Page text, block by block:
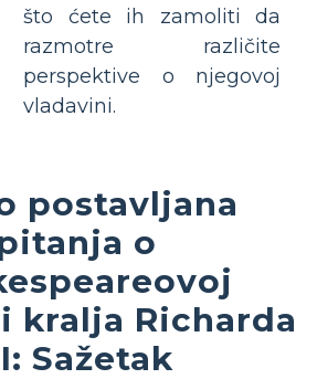
što ćete ih zamoliti da
razmotre različite
perspektive o njegovoj
vladavini.
postavljana
o
kralja Richarda
Sažetak